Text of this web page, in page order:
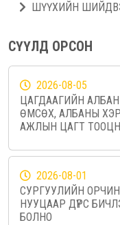
ШҮҮХИЙН
СҮҮЛД ОРСОН
2026-08-05
ЦАГДААГИЙН
ӨМСӨХ, АЛБАНЫ
АЖЛЫН ЦАГТ
2026-08-01
СУРГУУЛИЙН
НУУЦААР ДҮРС
БОЛНО